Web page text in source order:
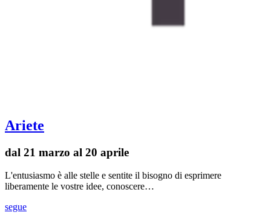
Ariete
dal 21 marzo al 20 aprile
L'entusiasmo è alle stelle e sentite il bisogno di esprimere
liberamente le vostre idee, conoscere…
segue